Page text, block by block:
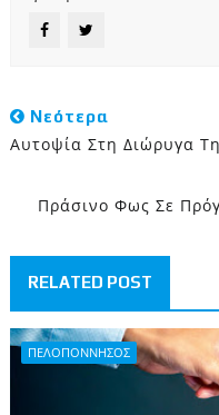
Νεότερα
Αυτοψία Στη Διώρυγα
Πράσινο Φως Σε
RELATED POST
ΠΕΛΟΠΟΝΝΗΣΟΣ